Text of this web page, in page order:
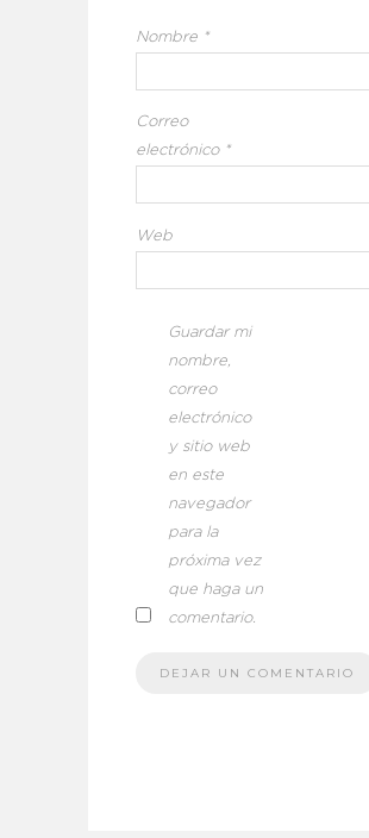
Nombre *
Correo
electrónico *
Web
Guardar mi
nombre,
correo
electrónico
y sitio web
en este
navegador
para la
próxima vez
que haga un
comentario.